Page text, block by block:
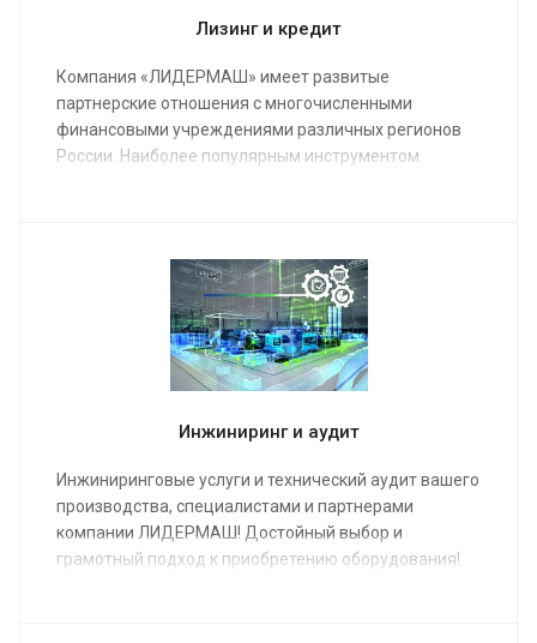
Лизинг и кредит
Компания «ЛИДЕРМАШ» имеет развитые
партнерские отношения с многочисленными
финансовыми учреждениями различных регионов
России. Наиболее популярным инструментом
Инжиниринг и аудит
Инжиниринговые услуги и технический аудит вашего
производства, специалистами и партнерами
компании ЛИДЕРМАШ! Достойный выбор и
грамотный подход к приобретению оборудования!